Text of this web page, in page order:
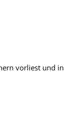
vorliest und in